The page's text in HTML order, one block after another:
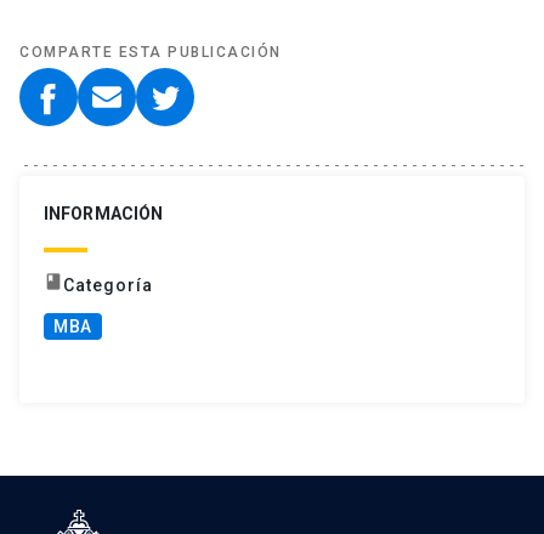
COMPARTE ESTA PUBLICACIÓN
INFORMACIÓN
book Categoría
MBA